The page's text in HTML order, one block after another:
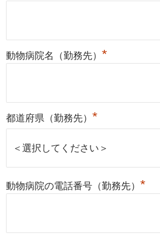
動物病院名（勤務先） *
都道府県（勤務先） *
動物病院の電話番号（勤務先） *